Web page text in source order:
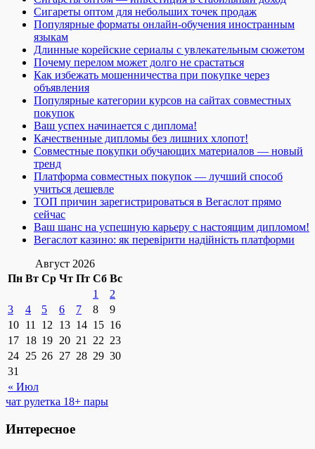
Сигареты оптом для небольших точек продаж
Популярные форматы онлайн-обучения иностранным
языкам
Длинные корейские сериалы с увлекательным сюжетом
Почему перелом может долго не срастаться
Как избежать мошенничества при покупке через
объявления
Популярные категории курсов на сайтах совместных
покупок
Ваш успех начинается с диплома!
Качественные дипломы без лишних хлопот!
Совместные покупки обучающих материалов — новый
тренд
Платформа совместных покупок — лучший способ
учиться дешевле
ТОП причин зарегистрироваться в Вегаслот прямо
сейчас
Ваш шанс на успешную карьеру с настоящим дипломом!
Вегаслот казино: як перевірити надійність платформи
Август 2026
Пн Вт Ср Чт Пт Сб Вс
« Июл
1
2
3
4 5 6 7 8
9
10 11 12 13 14 15 16
17 18 19 20 21 22 23
24 25 26 27 28 29 30
31
чат рулетка 18+ пары
Интересное